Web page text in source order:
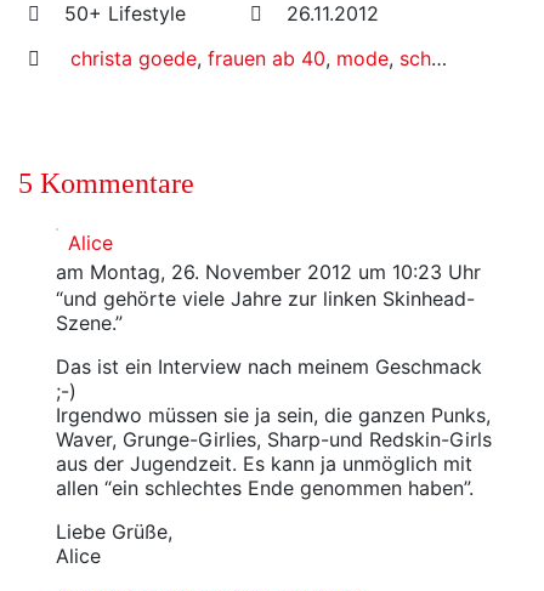
50+ Lifestyle
26.11.2012
christa goede, frauen ab 40, mode, schönheit
5 Kommentare
Alice
am Montag, 26. November 2012 um 10:23 Uhr
“und gehörte viele Jahre zur linken Skinhead-
Szene.”
Das ist ein Interview nach meinem Geschmack
;-)
Irgendwo müssen sie ja sein, die ganzen Punks,
Waver, Grunge-Girlies, Sharp-und Redskin-Girls
aus der Jugendzeit. Es kann ja unmöglich mit
allen “ein schlechtes Ende genommen haben”.
Liebe Grüße,
Alice